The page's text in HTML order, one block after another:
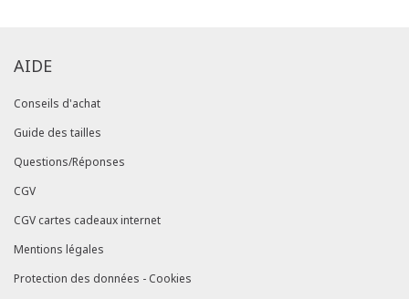
AIDE
Conseils d'achat
Guide des tailles
Questions/Réponses
CGV
CGV cartes cadeaux internet
Mentions légales
Protection des données - Cookies